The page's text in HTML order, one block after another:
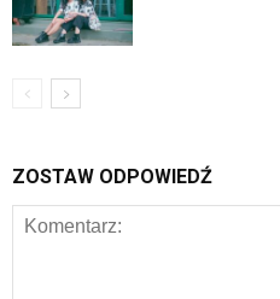
ZOSTAW ODPOWIEDŹ